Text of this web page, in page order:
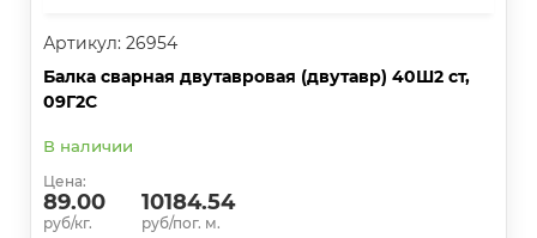
Артикул: 26954
Балка сварная двутавровая (двутавр) 40Ш2 ст,
09Г2С
В наличии
Цена:
89.00
руб/кг.
10184.54
руб/пог. м.